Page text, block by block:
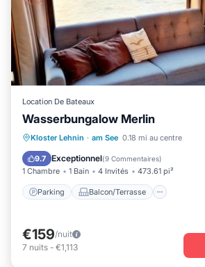
Location De Bateaux
Wasserbungalow Merlin
Kloster Lehnin · am See 0.18 mi au centre
9.7 Exceptionnel(9 Commentaires)
1 Chambre 1 Bain 4 Invités 473.61 pi²
Parking Balcon/Terrasse
Parking
Balcon/Terrasse
Adapté aux enfants
Barbecue/Cuisine en plein air
€159/nuit
7 nuits - €1,113